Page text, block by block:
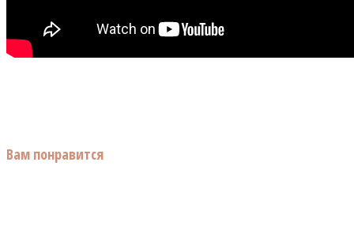
Вам понравится